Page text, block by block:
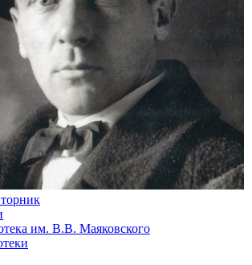
им. В.В. Маяковского